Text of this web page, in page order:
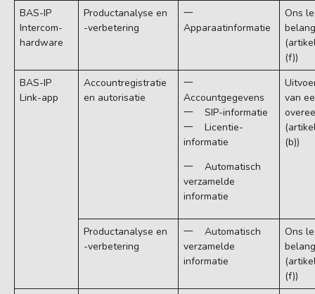
BAS-IP
Intercom-
hardware
Productanalyse en
-verbetering
一
Apparaatinformatie​
Ons
belang
(f))
BAS-IP
Link-app
Accountregistratie
en autorisatie
一
Accountgegevens
一 SIP-informatie
一 Licentie-
informatie
一 Automatisch
verzamelde
informatie
van
(b))
Productanalyse en
-verbetering
一 Automatisch
verzamelde
informatie
Ons
belang
(f))